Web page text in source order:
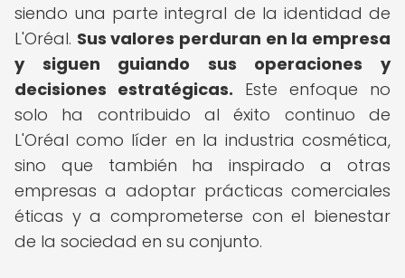
siendo una parte integral de la identidad de
L'Oréal. Sus valores perduran en la empresa
y siguen guiando sus operaciones y
decisiones estratégicas. Este enfoque no
solo ha contribuido al éxito continuo de
L'Oréal como líder en la industria cosmética,
sino que también ha inspirado a otras
empresas a adoptar prácticas comerciales
éticas y a comprometerse con el bienestar
de la sociedad en su conjunto.